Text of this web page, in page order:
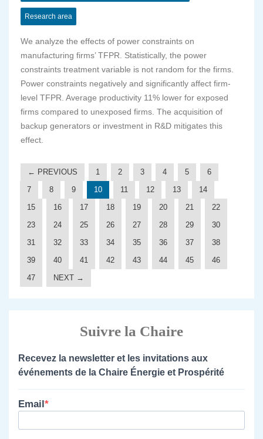
Research area
We analyze the effects of power constraints on
manufacturing firms’ TFPR. Statistically, the power
constraints treatment variable is not random for the firms.
Power constraints negatively and significantly affect firm-
level TFPR. Average productivity 11% lower for exposed
firms compared to unexposed firms. The acquisition of
backup generators or investment in R&D mitigates this
effect.
← PREVIOUS 1 2 3 4 5
6
7
8 9 10 11 12 13
14
15
16 17 18 19 20 21
22
23
24 25 26 27 28 29
30
31
32 33 34 35 36 37
38
39
40 41 42 43 44 45
46
47
NEXT →
Suivre la Chaire
Recevez la newsletter et les invitations aux
événements de la Chaire Énergie et Prospérité
Email